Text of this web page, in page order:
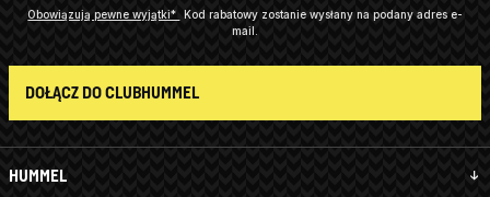
HUMMEL
Obowiązują pewne wyjątki*
Kod rabatowy zostanie wysłany na podany adres e-
mail.
DOŁĄCZ DO CLUBHUMMEL